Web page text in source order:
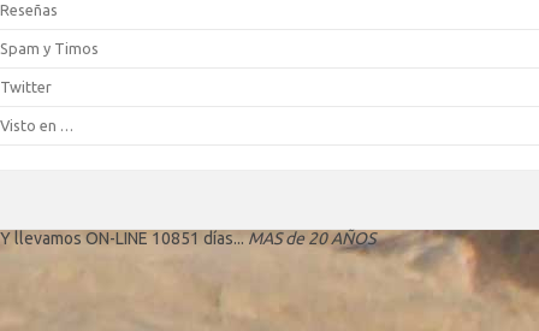
Reseñas
Spam y Timos
Twitter
Visto en …
Y llevamos ON-LINE 10851 días... MAS de 20 AÑOS